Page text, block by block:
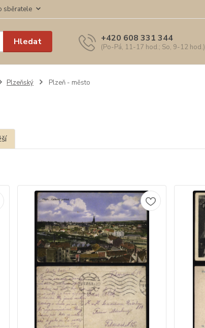
sběratele
Hledat +420 608 331 344
(Po-Pá, 11-17 hod.; So, 9-12 hod.)
Plzeňský Plzeň - město